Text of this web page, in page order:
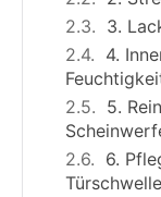
3.
4.
5.
6.